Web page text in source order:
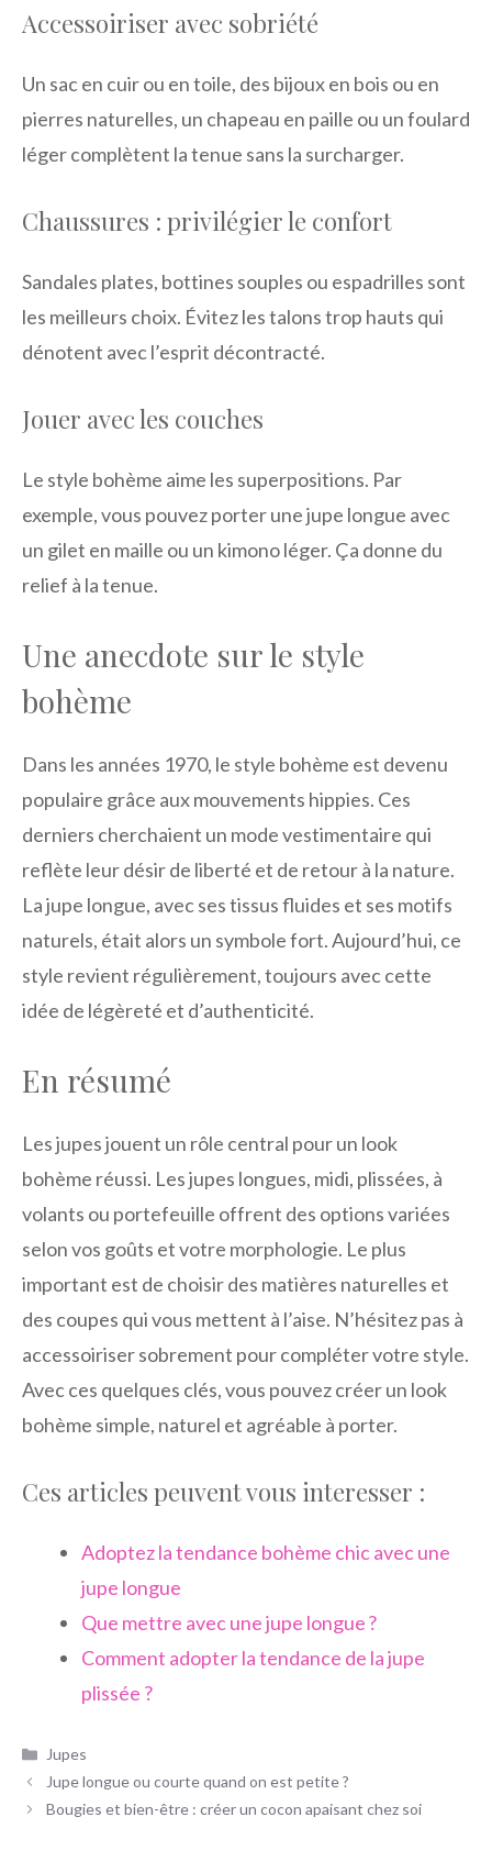
Accessoiriser avec sobriété
Un sac en cuir ou en toile, des bijoux en bois ou en
pierres naturelles, un chapeau en paille ou un foulard
léger complètent la tenue sans la surcharger.
Chaussures : privilégier le confort
Sandales plates, bottines souples ou espadrilles sont
les meilleurs choix. Évitez les talons trop hauts qui
dénotent avec l’esprit décontracté.
Jouer avec les couches
Le style bohème aime les superpositions. Par
exemple, vous pouvez porter une jupe longue avec
un gilet en maille ou un kimono léger. Ça donne du
relief à la tenue.
Une anecdote sur le style
bohème
Dans les années 1970, le style bohème est devenu
populaire grâce aux mouvements hippies. Ces
derniers cherchaient un mode vestimentaire qui
reflète leur désir de liberté et de retour à la nature.
La jupe longue, avec ses tissus fluides et ses motifs
naturels, était alors un symbole fort. Aujourd’hui, ce
style revient régulièrement, toujours avec cette
idée de légèreté et d’authenticité.
En résumé
Les jupes jouent un rôle central pour un look
bohème réussi. Les jupes longues, midi, plissées, à
volants ou portefeuille offrent des options variées
selon vos goûts et votre morphologie. Le plus
important est de choisir des matières naturelles et
des coupes qui vous mettent à l’aise. N’hésitez pas à
accessoiriser sobrement pour compléter votre style.
Avec ces quelques clés, vous pouvez créer un look
bohème simple, naturel et agréable à porter.
Ces articles peuvent vous interesser :
Adoptez la tendance bohème chic avec une
jupe longue
Que mettre avec une jupe longue ?
Comment adopter la tendance de la jupe
plissée ?
Catégories
Jupes
Jupe longue ou courte quand on est petite ?
Bougies et bien-être : créer un cocon apaisant chez soi